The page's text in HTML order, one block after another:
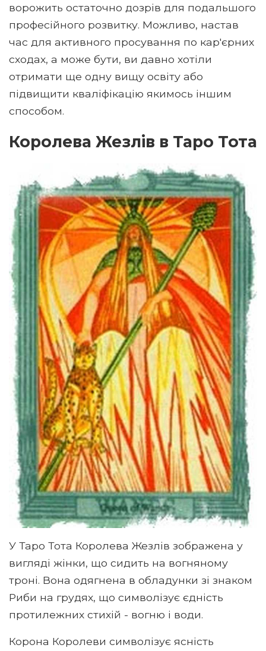
ворожить остаточно дозрів для подальшого
професійного розвитку. Можливо, настав
час для активного просування по кар'єрних
сходах, а може бути, ви давно хотіли
отримати ще одну вищу освіту або
підвищити кваліфікацію якимось іншим
способом.
Королева Жезлів в Таро Тота
У Таро Тота Королева Жезлів зображена у
вигляді жінки, що сидить на вогняному
троні. Вона одягнена в обладунки зі знаком
Риби на грудях, що символізує єдність
протилежних стихій - вогню і води.
Корона Королеви символізує ясність